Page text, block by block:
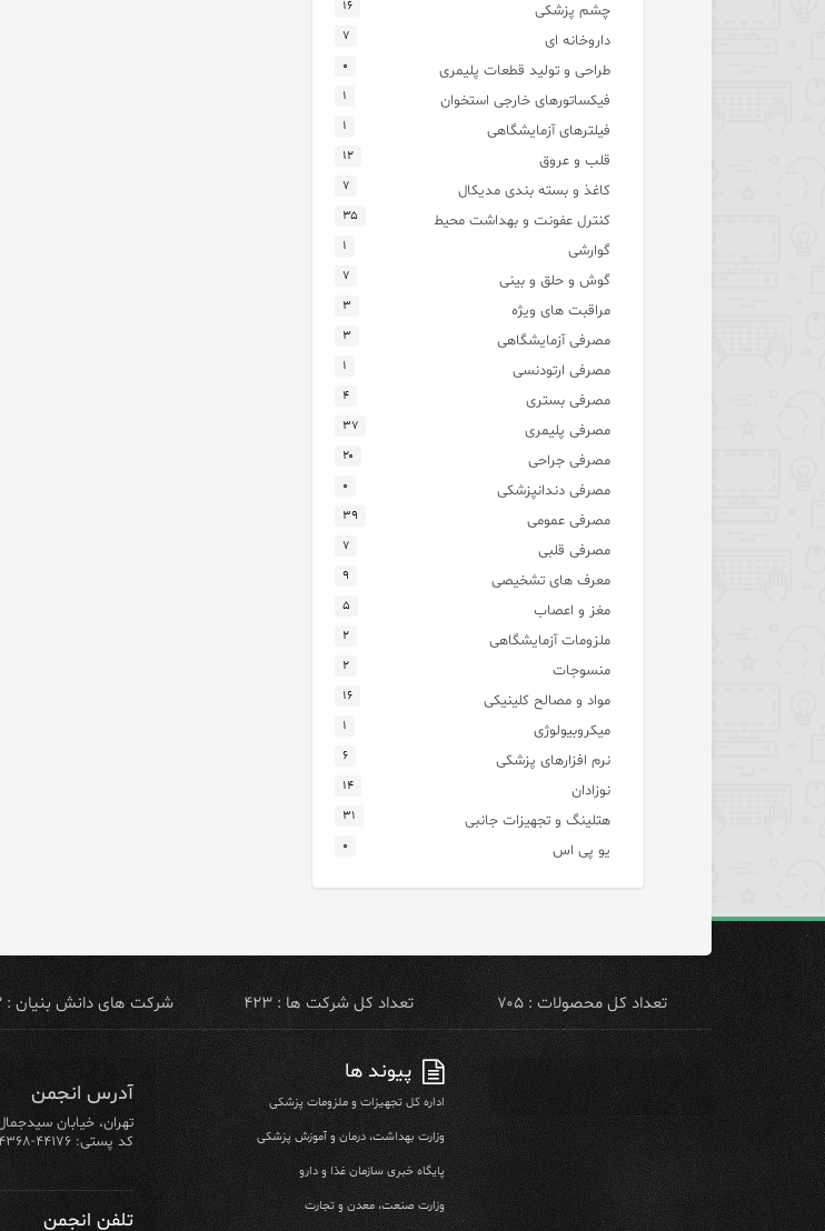
چشم پزشکی ۱۶
داروخانه ای ۷
طراحی و تولید قطعات پلیمری ۰
فیکساتورهای خارجی استخوان ۱
فیلترهای آزمایشگاهی ۱
قلب و عروق ۱۲
کاغذ و بسته بندی مدیکال ۷
کنترل عفونت و بهداشت محیط ۳۵
گوارشی ۱
گوش و حلق و بینی ۷
مراقبت های ویژه ۳
مصرفی آزمایشگاهی ۳
مصرفی ارتودنسی ۱
مصرفی بستری ۴
مصرفی پلیمری ۳۷
مصرفی جراحی ۲۰
مصرفی دندانپزشکی ۰
مصرفی عمومی ۳۹
مصرفی قلبی ۷
معرف های تشخیصی ۹
مغز و اعصاب ۵
ملزومات آزمایشگاهی ۲
منسوجات ۲
مواد و مصالح کلینیکی ۱۶
میکروبیولوژی ۱
نرم افزارهای پزشکی ۶
نوزادان ۱۴
هتلینگ و تجهیزات جانبی ۳۱
یو پی اس ۰
تعداد کل محصولات : ۷۰۵ تعداد کل شرکت ها : ۴۲۳ شرکت های دانش بنیان : ۱۵۲
پیوند ها
اداره کل تجهیزات و ملزومات پزشکی
وزارت بهداشت، درمان و آموزش پزشکی
پایگاه خبری سازمان غذا و دارو
وزارت صنعت، معدن و تجارت
آدرس انجمن
تهران، خیابان سیدجمال الدین
کد پستی: ۴۴۱۷۶-۱۴۳۶۸
تلفن انجمن